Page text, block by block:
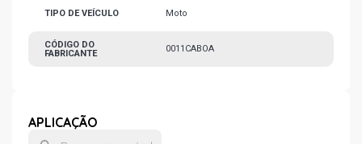
TIPO DE VEÍCULO Moto
CÓDIGO DO
FABRICANTE
0011CABOA
APLICAÇÃO